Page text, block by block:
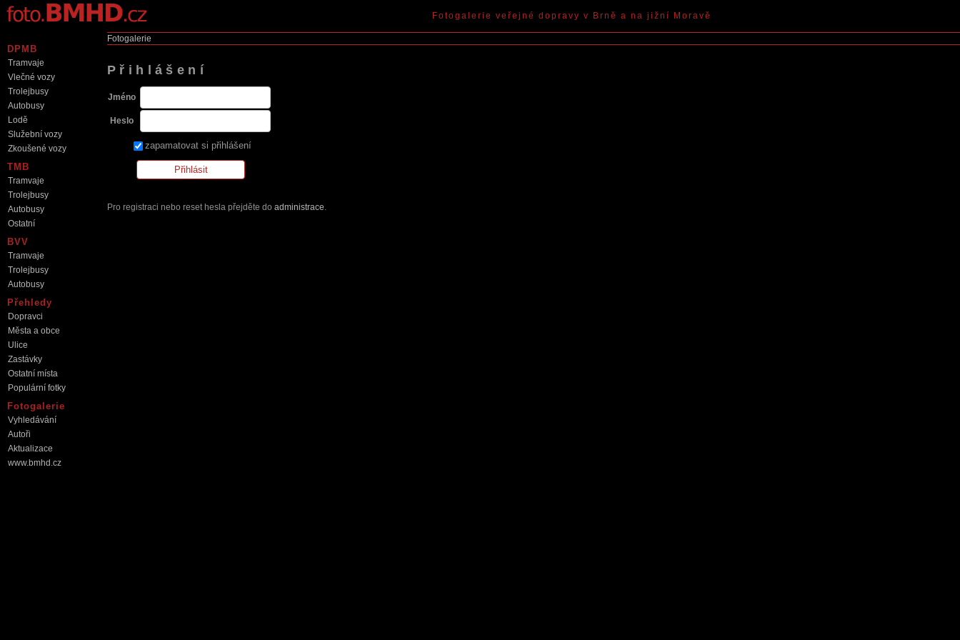
Fotogalerie
Přihlášení
Jméno
Heslo
zapamatovat si přihlášení
Pro registraci nebo reset hesla přejděte do administrace.
DPMB
Tramvaje
Vlečné vozy
Trolejbusy
Autobusy
Lodě
Služební vozy
Zkoušené vozy
TMB
Tramvaje
Trolejbusy
Autobusy
Ostatní
BVV
Tramvaje
Trolejbusy
Autobusy
Přehledy
Dopravci
Města a obce
Ulice
Zastávky
Ostatní místa
Populární fotky
Fotogalerie
Vyhledávání
Autoři
Aktualizace
www.bmhd.cz
Fotogalerie veřejné dopravy v Brně a na jižní Moravě